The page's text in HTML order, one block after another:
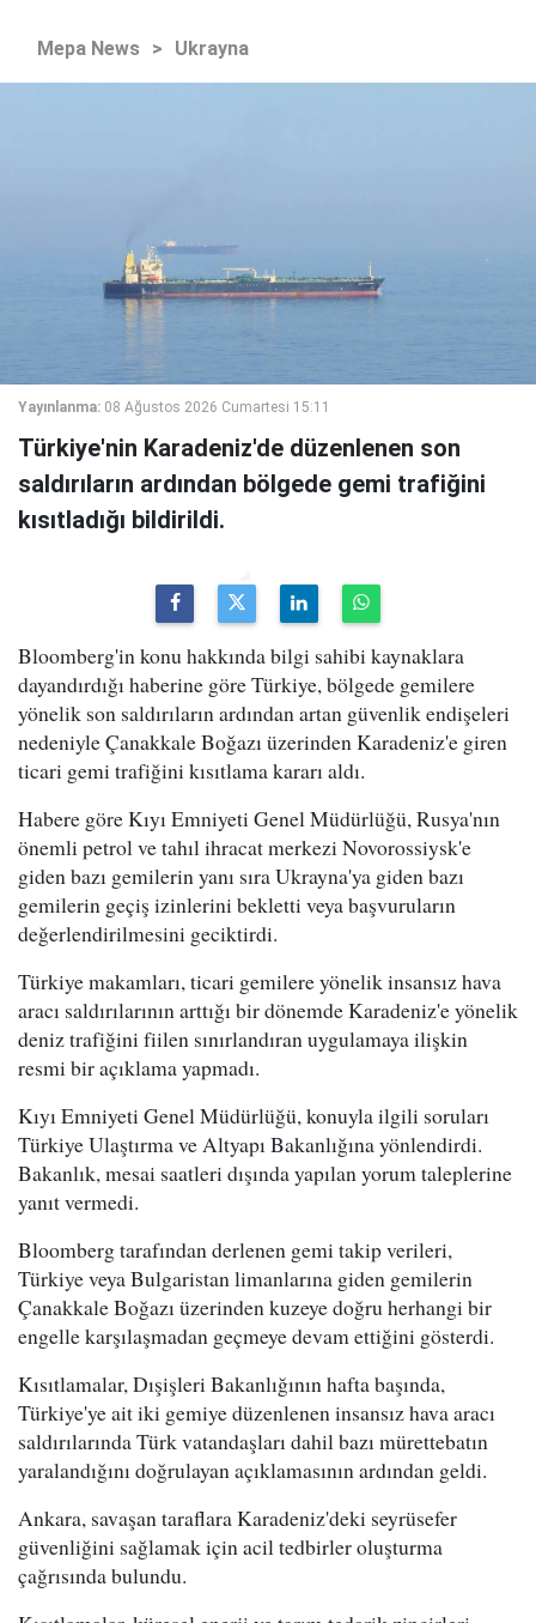
Mepa News > Ukrayna
Yayınlanma: 08 Ağustos 2026 Cumartesi 15:11
Türkiye'nin Karadeniz'de düzenlenen son
saldırıların ardından bölgede gemi trafiğini
kısıtladığı bildirildi.
Bloomberg'in konu hakkında bilgi sahibi kaynaklara
dayandırdığı haberine göre Türkiye, bölgede gemilere
yönelik son saldırıların ardından artan güvenlik endişeleri
nedeniyle Çanakkale Boğazı üzerinden Karadeniz'e giren
ticari gemi trafiğini kısıtlama kararı aldı.
Habere göre Kıyı Emniyeti Genel Müdürlüğü, Rusya'nın
önemli petrol ve tahıl ihracat merkezi Novorossiysk'e
giden bazı gemilerin yanı sıra Ukrayna'ya giden bazı
gemilerin geçiş izinlerini bekletti veya başvuruların
değerlendirilmesini geciktirdi.
Türkiye makamları, ticari gemilere yönelik insansız hava
aracı saldırılarının arttığı bir dönemde Karadeniz'e yönelik
deniz trafiğini fiilen sınırlandıran uygulamaya ilişkin
resmi bir açıklama yapmadı.
Kıyı Emniyeti Genel Müdürlüğü, konuyla ilgili soruları
Türkiye Ulaştırma ve Altyapı Bakanlığına yönlendirdi.
Bakanlık, mesai saatleri dışında yapılan yorum taleplerine
yanıt vermedi.
Bloomberg tarafından derlenen gemi takip verileri,
Türkiye veya Bulgaristan limanlarına giden gemilerin
Çanakkale Boğazı üzerinden kuzeye doğru herhangi bir
engelle karşılaşmadan geçmeye devam ettiğini gösterdi.
Kısıtlamalar, Dışişleri Bakanlığının hafta başında,
Türkiye'ye ait iki gemiye düzenlenen insansız hava aracı
saldırılarında Türk vatandaşları dahil bazı mürettebatın
yaralandığını doğrulayan açıklamasının ardından geldi.
Ankara, savaşan taraflara Karadeniz'deki seyrüsefer
güvenliğini sağlamak için acil tedbirler oluşturma
çağrısında bulundu.